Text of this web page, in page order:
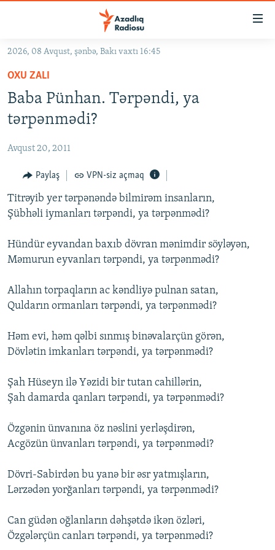
Əsas
qayıt
Əsas
qayıt
#İZAHLA
KORRUPSIOMETR
#ƏSLINDƏ
FƏRQƏ BAX
QANUNI DOĞRU
ARAŞDIRMA
MULTIMEDIA
VIDEO
FOTOQALEREYA
İNFOQRAFIKA
KARIKATURA
RADIO ARXIV
OXU ZALI
AZƏRBAYCAN ƏDƏBIYYATI KITABXANASI
İSLAM VƏ DEMOKRATIYA
İZ - MƏDƏNIYYƏT PROQRAMI
HAQQIMIZDA
MISSIYAMIZ
PEŞƏ ETIKASI VƏ JURNALISTIKA STANDARTLARIMIZ
MATERIALLARIMIZDAN ISTIFADƏ
AZADLIQRADIOSU MOBIL TELEFONUNUZDA
BIZIMLƏ ƏLAQƏ
XƏBƏR BÜLLETENLƏRIMIZ
RFE/RL-in bütün saytları
2026, 08 Avqust, şənbə, Bakı vaxtı 16:45
OXU ZALI
Baba Pünhan. Tərpəndi, ya
tərpənmədi?
Avqust 20, 2011
Paylaş VPN-siz açmaq
Titrəyib yer tərpənəndə bilmirəm insanların,
Şübhəli iymanları tərpəndi, ya tərpənmədi?
Hündür eyvandan baxıb dövran mənimdir söyləyən,
Məmurun eyvanları tərpəndi, ya tərpənmədi?
Allahın torpaqların ac kəndliyə pulnan satan,
Quldarın ormanları tərpəndi, ya tərpənmədi?
Həm evi, həm qəlbi sınmış binəvalarçün görən,
Dövlətin imkanları tərpəndi, ya tərpənmədi?
Şah Hüseyn ilə Yəzidi bir tutan cahillərin,
Şah damarda qanları tərpəndi, ya tərpənmədi?
Özgənin ünvanına öz nəslini yerləşdirən,
Acgözün ünvanları tərpəndi, ya tərpənmədi?
Dövri-Sabirdən bu yanə bir əsr yatmışların,
Lərzədən yorğanları tərpəndi, ya tərpənmədi?
Can güdən oğlanların dəhşətdə ikən özləri,
Özgələrçün canları tərpəndi, ya tərpənmədi?